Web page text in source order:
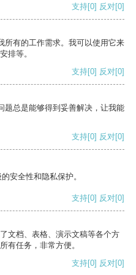
支持[0] 反对[0]
所有的工作需求。我可以使用它来
排等。
支持[0] 反对[0]
题总是能够得到妥善解决，让我能
支持[0] 反对[0]
安全性和隐私保护。
支持[0] 反对[0]
文档、表格、演示文稿等各个方
有任务，非常方便。
支持[0] 反对[0]